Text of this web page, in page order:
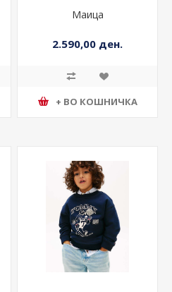
Маица
2.590,00 ден.
+ ВО КОШНИЧКА